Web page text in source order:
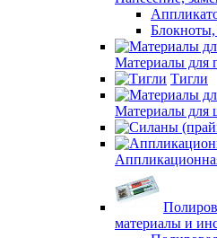
Блокноты,
Материалы для
Тигли
Материалы для
материалы и